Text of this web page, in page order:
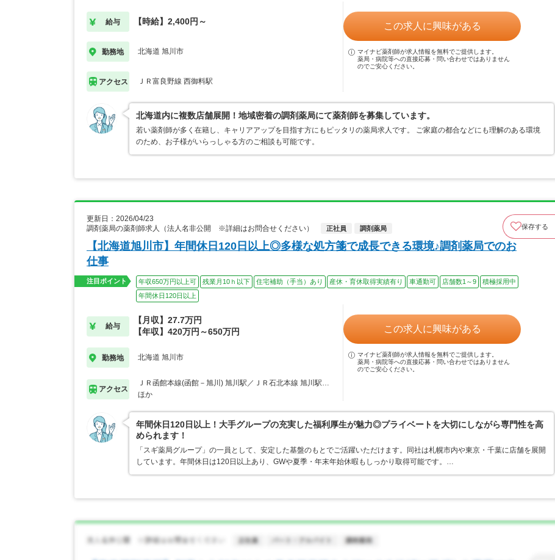
給与 【時給】2,400円～
勤務地 北海道 旭川市
アクセス ＪＲ富良野線 西御料駅
この求人に興味がある
マイナビ薬剤師が求人情報を無料でご提供します。
薬局・病院等への直接応募・問い合わせではありません
のでご安心ください。
北海道内に複数店舗展開！地域密着の調剤薬局にて薬剤師を募集しています。
若い薬剤師が多く在籍し、キャリアアップを目指す方にもピッタリの薬局求人です。 ご家庭の都合などにも理解のある環境
のため、お子様がいらっしゃる方のご相談も可能です。
更新日：2026/04/23
調剤薬局の薬剤師求人（法人名非公開 ※詳細はお問合せください）
正社員 調剤薬局 保存する
【北海道旭川市】年間休日120日以上◎多様な処方箋で成長できる環境♪調剤薬局でのお
仕事
注目ポイント 年収650万円以上可 残業月10ｈ以下 住宅補助（手当）あり 産休・育休取得実績有り 車通勤可 店舗数1～9
積極採用中
年間休日120日以上
給与
【月収】27.7万円
【年収】420万円～650万円
勤務地 北海道 旭川市
アクセス
ＪＲ函館本線(函館－旭川) 旭川駅／ＪＲ石北本線 旭川駅…
ほか
この求人に興味がある
マイナビ薬剤師が求人情報を無料でご提供します。
薬局・病院等への直接応募・問い合わせではありません
のでご安心ください。
年間休日120日以上！大手グループの充実した福利厚生が魅力◎プライベートを大切にしながら専門性を高
められます！
「スギ薬局グループ」の一員として、安定した基盤のもとでご活躍いただけます。同社は札幌市内や東京・千葉に店舗を展開
しています。年間休日は120日以上あり、GWや夏季・年末年始休暇もしっかり取得可能です。…